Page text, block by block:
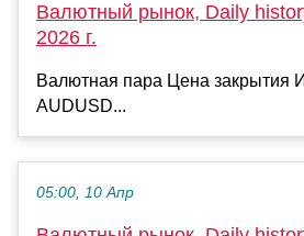
Валютный рынок, Daily
2026 г.
Валютная пара Цена закрытия
AUDUSD...
05:00, 10 Апр